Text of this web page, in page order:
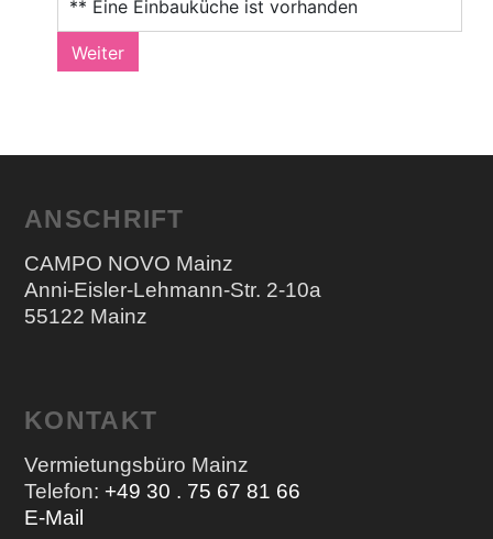
ANSCHRIFT
CAMPO NOVO Mainz
Anni-Eisler-Lehmann-Str. 2-10a
55122 Mainz
KONTAKT
Vermietungsbüro Mainz
Telefon: +49 30 . 75 67 81 66
E-Mail